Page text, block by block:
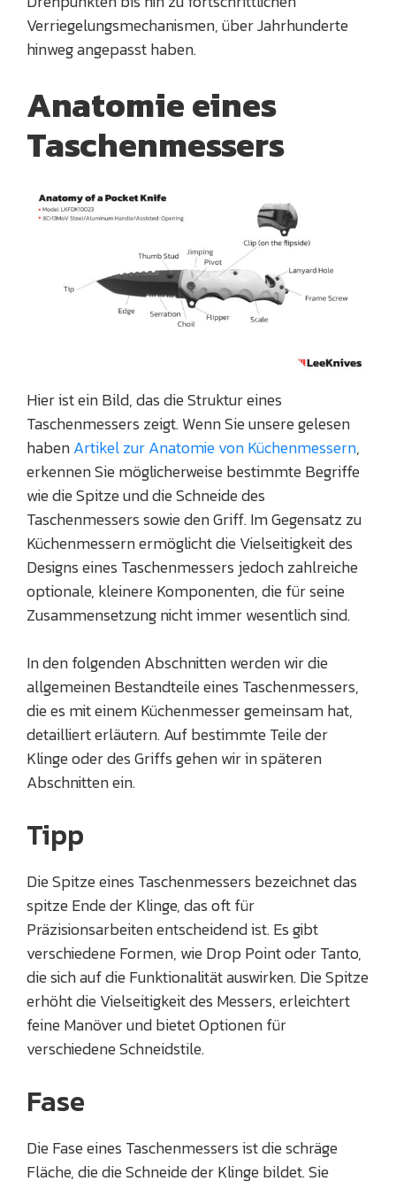
Verriegelungsmechanismen, über Jahrhunderte
hinweg angepasst haben.
Anatomie eines
Taschenmessers
Hier ist ein Bild, das die Struktur eines
Taschenmessers zeigt. Wenn Sie unsere gelesen
habenArtikel zur Anatomie von Küchenmessern,
erkennen Sie möglicherweise bestimmte Begriffe
wie die Spitze und die Schneide des
Taschenmessers sowie den Griff. Im Gegensatz zu
Küchenmessern ermöglicht die Vielseitigkeit des
Designs eines Taschenmessers jedoch zahlreiche
optionale, kleinere Komponenten, die für seine
Zusammensetzung nicht immer wesentlich sind.
In den folgenden Abschnitten werden wir die
allgemeinen Bestandteile eines Taschenmessers,
die es mit einem Küchenmesser gemeinsam hat,
detailliert erläutern. Auf bestimmte Teile der
Klinge oder des Griffs gehen wir in späteren
Abschnitten ein.
Tipp
Die Spitze eines Taschenmessers bezeichnet das
spitze Ende der Klinge, das oft für
Präzisionsarbeiten entscheidend ist. Es gibt
verschiedene Formen, wie Drop Point oder Tanto,
die sich auf die Funktionalität auswirken. Die Spitze
erhöht die Vielseitigkeit des Messers, erleichtert
feine Manöver und bietet Optionen für
verschiedene Schneidstile.
Fase
Die Fase eines Taschenmessers ist die schräge
Fläche, die die Schneide der Klinge bildet. Sie